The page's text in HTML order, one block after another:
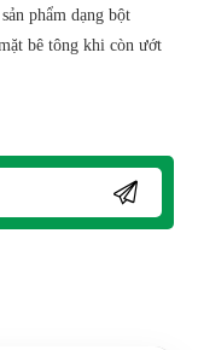
phẩm dạng bột
bê tông khi còn ướt